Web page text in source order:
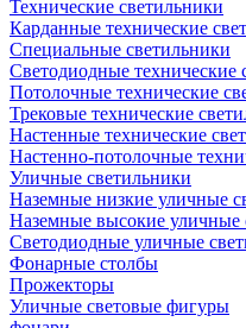
Технические светильники
Карданные технические
Специальные светильники
Светодиодные технические
Потолочные технические
Трековые технические
Настенные технические
Настенно-потолочные
Уличные светильники
Наземные низкие уличные
Наземные высокие уличные
Светодиодные уличные
Фонарные столбы
Прожекторы
Уличные световые фигуры